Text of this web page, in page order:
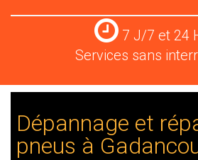
24
H/24
7 J/7 et 24
Services sans
Dépannage et
pneus à